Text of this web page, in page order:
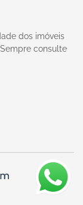
dos imóveis
consulte